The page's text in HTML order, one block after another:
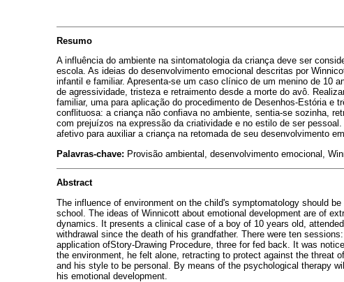
Resumo
A influência do ambiente na sintomatologia da criança deve ser
escola. As ideias do desenvolvimento emocional descritas por
infantil e familiar. Apresenta-se um caso clínico de um menino de 10
de agressividade, tristeza e retraimento desde a morte do avô.
familiar, uma para aplicação do procedimento de Desenhos-Estória e
conflituosa: a criança não confiava no ambiente, sentia-se sozinha,
com prejuízos na expressão da criatividade e no estilo de ser
afetivo para auxiliar a criança na retomada de seu desenvolvimento
Palavras-chave: Provisão ambiental, desenvolvimento emocional,
Abstract
The influence of environment on the child's symptomatology should
school. The ideas of Winnicott about emotional development are of
dynamics. It presents a clinical case of a boy of 10 years old,
withdrawal since the death of his grandfather. There were ten
application ofStory-Drawing Procedure, three for fed back. It was
the environment, he felt alone, retracting to protect against the threat
and his style to be personal. By means of the psychological therapy
his emotional development.